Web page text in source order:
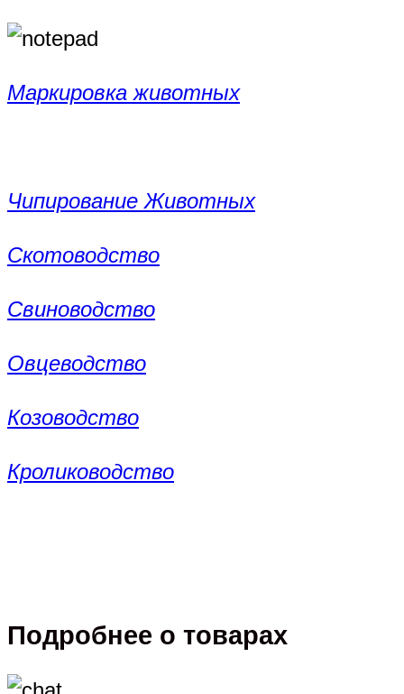
Маркировка животных
Чипирование Животных
Скотоводство
Свиноводство
Овцеводство
Козоводство
Кролиководство
Подробнее о товарах